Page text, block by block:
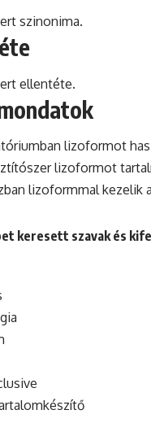
szinonima.
ellentéte.
lizoformot
lizoformot
lizoformmal
keresett szavak és